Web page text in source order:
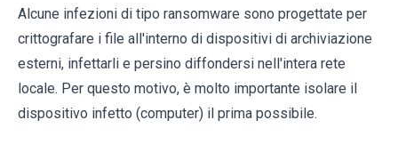
Alcune infezioni di tipo ransomware sono progettate per
crittografare i file all'interno di dispositivi di archiviazione
esterni, infettarli e persino diffondersi nell'intera rete
locale. Per questo motivo, è molto importante isolare il
dispositivo infetto (computer) il prima possibile.